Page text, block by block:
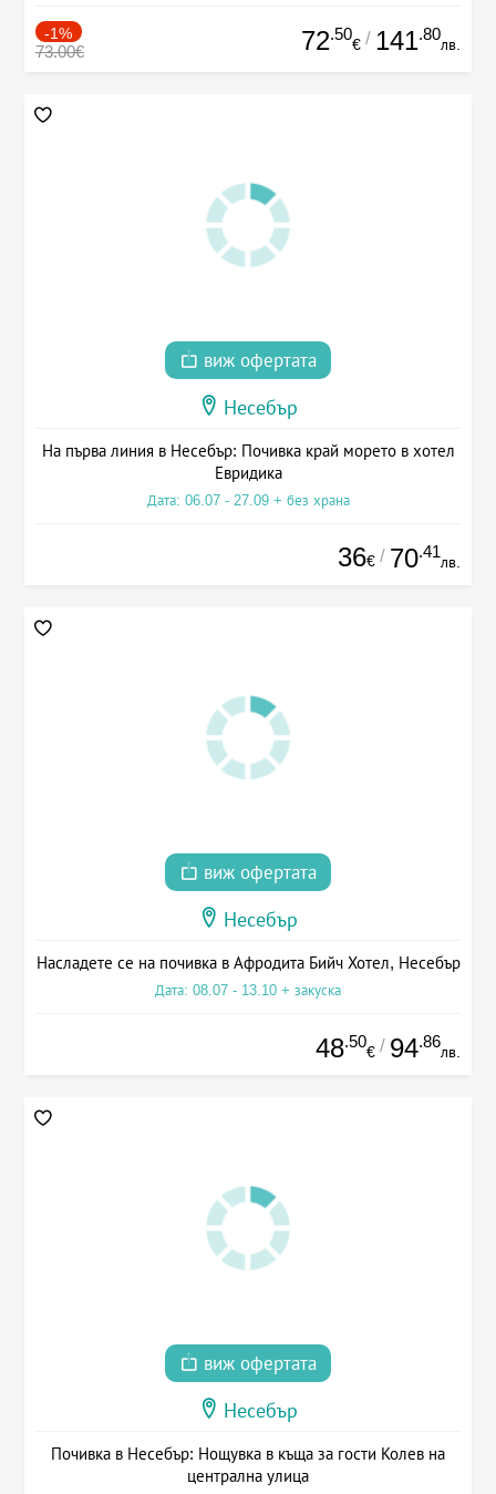
-1%
73.00€ 72.50
€ / 141.80
лв.
виж офертата
Несебър
На първа линия в Несебър: Почивка край морето в хотел
Евридика
Дата: 06.07 - 27.09 + без храна
36€ / 70.41
лв.
виж офертата
Несебър
Насладете се на почивка в Афродита Бийч Хотел, Несебър
Дата: 08.07 - 13.10 + закуска
48.50
€ / 94.86
лв.
виж офертата
Несебър
Почивка в Несебър: Нощувка в къща за гости Колев на
централна улица